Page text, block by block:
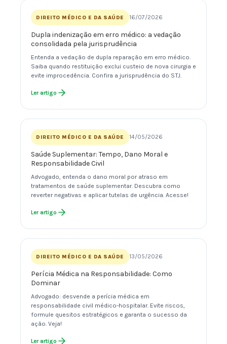
DIREITO MÉDICO E DA SAÚDE 16/07/2026
Dupla indenização em erro médico: a vedação
consolidada pela jurisprudência
Entenda a vedação de dupla reparação em erro médico.
Saiba quando restituição exclui custeio de nova cirurgia e
evite improcedência. Confira a jurisprudência do STJ.
Ler artigo
DIREITO MÉDICO E DA SAÚDE 14/05/2026
Saúde Suplementar: Tempo, Dano Moral e
Responsabilidade Civil
Advogado, entenda o dano moral por atraso em
tratamentos de saúde suplementar. Descubra como
reverter negativas e aplicar tutelas de urgência. Acesse!
Ler artigo
DIREITO MÉDICO E DA SAÚDE 13/05/2026
Perícia Médica na Responsabilidade: Como
Dominar
Advogado: desvende a perícia médica em
responsabilidade civil médico-hospitalar. Evite riscos,
formule quesitos estratégicos e garanta o sucesso da
ação. Veja!
Ler artigo